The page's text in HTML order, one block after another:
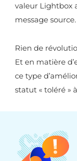
valeur Lightbox
message source.
Rien de
Et en matière
ce type
statut « toléré »